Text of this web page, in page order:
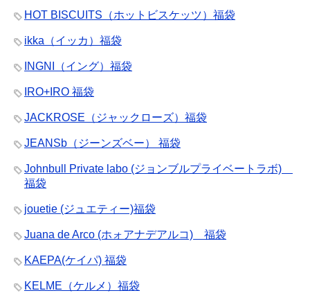
HOT BISCUITS（ホットビスケッツ）福袋
ikka（イッカ）福袋
INGNI（イング）福袋
IRO+IRO 福袋
JACKROSE（ジャックローズ）福袋
JEANSb（ジーンズベー） 福袋
Johnbull Private labo (ジョンブルプライベートラボ)
福袋
jouetie (ジュエティー)福袋
Juana de Arco (ホォアナデアルコ) 福袋
KAEPA(ケイパ) 福袋
KELME（ケルメ）福袋